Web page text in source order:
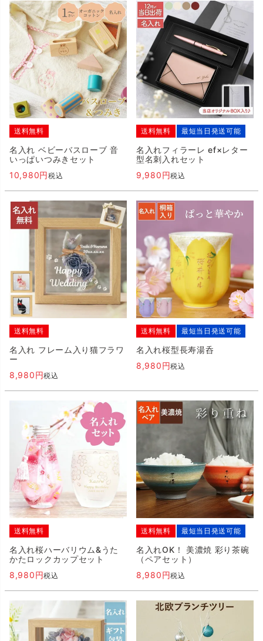
送料無料
名入れ ベビーバスローブ 音
いっぱいつみきセット
10,980
税込
送料無料 最短当日発送可能
名入れフィラーレ ef×レター
型名刺入れセット
9,980
税込
送料無料
名入れ フレーム入り猫フラワ
ー
8,980
税込
送料無料 最短当日発送可能
名入れ桜型長寿湯呑
8,980
税込
送料無料
名入れ桜ハーバリウム&うた
かたロックカップセット
8,980
税込
送料無料 最短当日発送可能
名入れOK！ 美濃焼 彩り茶碗
（ペアセット）
8,980
税込